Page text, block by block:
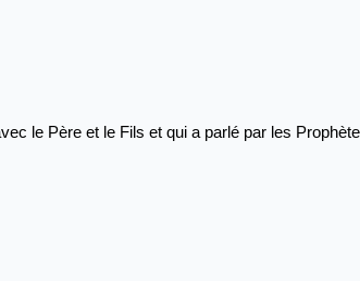
le Père et le Fils et qui a parlé par les